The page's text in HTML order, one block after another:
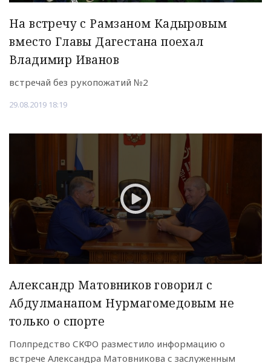
На встречу с Рамзаном Кадыровым
вместо Главы Дагестана поехал
Владимир Иванов
встречай без рукопожатий №2
29.08.2019 18:19
Александр Матовников говорил с
Абдулманапом Нурмагомедовым не
только о спорте
Полпредство СКФО разместило информацию о
встрече Александра Матовникова с заслуженным